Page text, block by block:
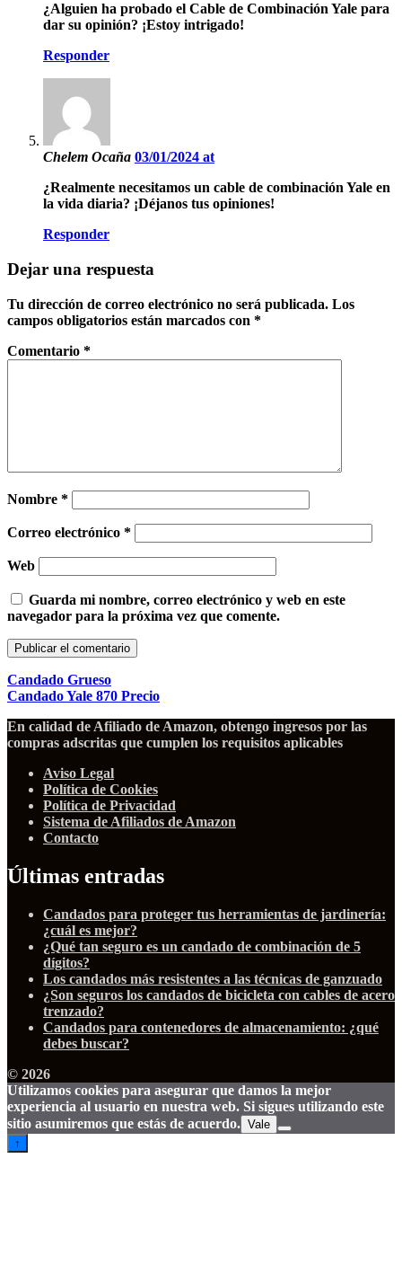
¿Alguien ha probado el Cable de Combinación Yale para
dar su opinión? ¡Estoy intrigado!
Responder
Chelem Ocaña 03/01/2024 at
¿Realmente necesitamos un cable de combinación Yale en
la vida diaria? ¡Déjanos tus opiniones!
Responder
Dejar una respuesta
Tu dirección de correo electrónico no será publicada. Los
campos obligatorios están marcados con *
Comentario *
Nombre *
Correo electrónico *
Web
Guarda mi nombre, correo electrónico y web en este
navegador para la próxima vez que comente.
Candado Grueso
Candado Yale 870 Precio
En calidad de Afiliado de Amazon, obtengo ingresos por las
compras adscritas que cumplen los requisitos aplicables
Aviso Legal
Política de Cookies
Política de Privacidad
Sistema de Afiliados de Amazon
Contacto
Últimas entradas
Candados para proteger tus herramientas de jardinería:
¿cuál es mejor?
¿Qué tan seguro es un candado de combinación de 5
dígitos?
Los candados más resistentes a las técnicas de ganzuado
¿Son seguros los candados de bicicleta con cables de acero
trenzado?
Candados para contenedores de almacenamiento: ¿qué
debes buscar?
© 2026
Utilizamos cookies para asegurar que damos la mejor
experiencia al usuario en nuestra web. Si sigues utilizando este
sitio asumiremos que estás de acuerdo. Vale
↑